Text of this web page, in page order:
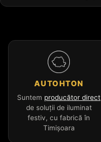
AUTOHTON
Suntem producător direct
de soluții de iluminat
festiv, cu fabrică în
Timișoara